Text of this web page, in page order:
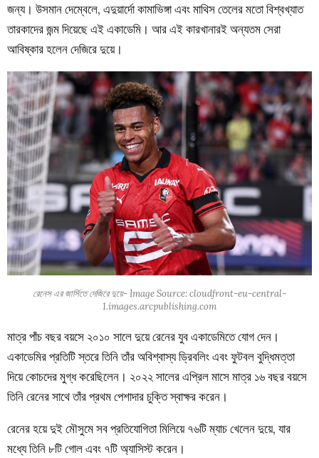
জন্য। উসমান দেম্বেলে, এদুয়ার্দো কামাভিঙ্গা এবং মাথিস তেলের মতো বিশ্বখ্যাত
তারকাদের জন্ম দিয়েছে এই একাডেমি। আর এই কারখানারই অন্যতম সেরা
আবিষ্কার হলেন দেজিরে দুয়ে।
রেনেস এর জার্সিতে দেজিরে দুয়ে- Image Source: cloudfront-eu-central-
1.images.arcpublishing.com
মাত্র পাঁচ বছর বয়সে ২০১০ সালে দুয়ে রেনের যুব একাডেমিতে যোগ দেন।
একাডেমির প্রতিটি স্তরে তিনি তাঁর অবিশ্বাস্য ড্রিবলিং এবং ফুটবল বুদ্ধিমত্তা
দিয়ে কোচদের মুগ্ধ করেছিলেন। ২০২২ সালের এপ্রিল মাসে মাত্র ১৬ বছর বয়সে
তিনি রেনের সাথে তাঁর প্রথম পেশাদার চুক্তি স্বাক্ষর করেন।
রেনের হয়ে দুই মৌসুমে সব প্রতিযোগিতা মিলিয়ে ৭৬টি ম্যাচ খেলেন দুয়ে, যার
মধ্যে তিনি ৮টি গোল এবং ৭টি অ্যাসিস্ট করেন।